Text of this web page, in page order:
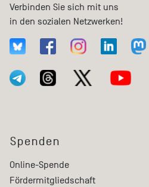
Verbinden Sie sich mit uns
in den sozialen Netzwerken!
Spenden
Online-Spende
Fördermitgliedschaft